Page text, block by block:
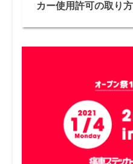
カー使用許可の取り